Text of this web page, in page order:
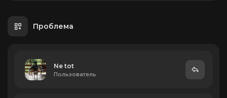
Проблема
Ne tot
Пользователь